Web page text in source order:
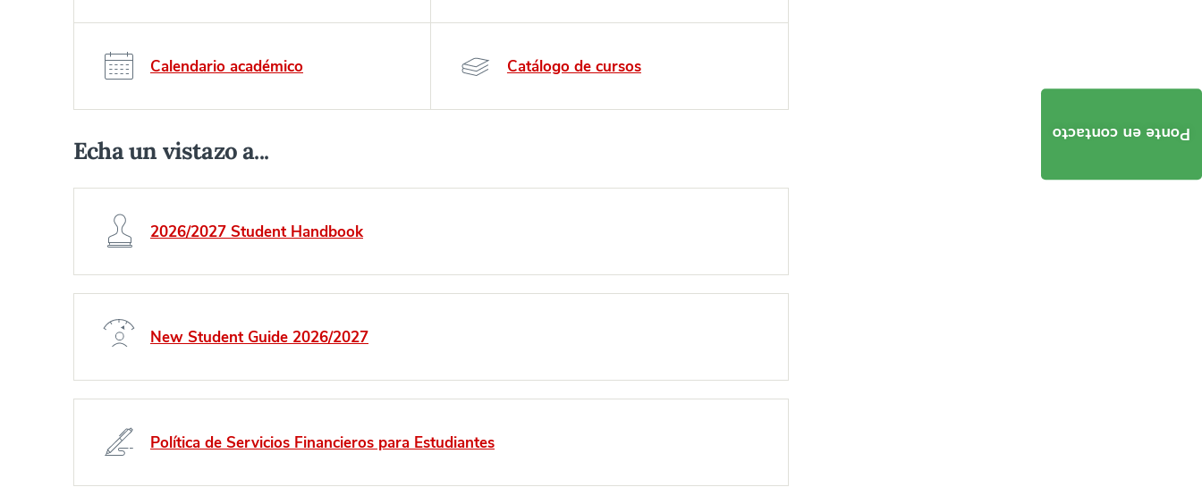
Calendario académico Catálogo de cursos
Echa un vistazo a...
2026/2027 Student Handbook
New Student Guide 2026/2027
Política de Servicios Financieros para Estudiantes
Ponte en contacto